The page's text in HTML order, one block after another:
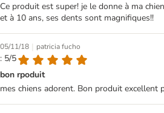
Ce produit est super! je le donne à ma
et à 10 ans, ses dents sont magnifiques!!
05/11/18 | patricia fucho
: 5/5
bon rpoduit
mes chiens adorent. Bon produit excellent